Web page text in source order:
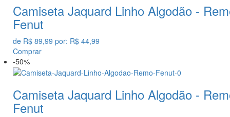
Camiseta Jaquard Linho Algodão -
Fenut
de R$ 89,99 por: R$ 44,99
Comprar
-50%
Camiseta Jaquard Linho Algodão -
Fenut